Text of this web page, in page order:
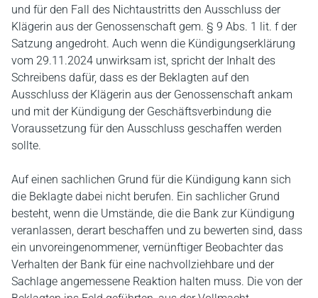
und für den Fall des Nichtaustritts den Ausschluss der
Klägerin aus der Genossenschaft gem. § 9 Abs. 1 lit. f der
Satzung angedroht. Auch wenn die Kündigungserklärung
vom 29.11.2024 unwirksam ist, spricht der Inhalt des
Schreibens dafür, dass es der Beklagten auf den
Ausschluss der Klägerin aus der Genossenschaft ankam
und mit der Kündigung der Geschäftsverbindung die
Voraussetzung für den Ausschluss geschaffen werden
sollte.
Auf einen sachlichen Grund für die Kündigung kann sich
die Beklagte dabei nicht berufen. Ein sachlicher Grund
besteht, wenn die Umstände, die die Bank zur Kündigung
veranlassen, derart beschaffen und zu bewerten sind, dass
ein unvoreingenommener, vernünftiger Beobachter das
Verhalten der Bank für eine nachvollziehbare und der
Sachlage angemessene Reaktion halten muss. Die von der